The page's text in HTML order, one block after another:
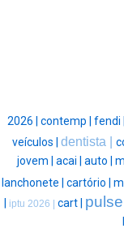
2026 | contemp | fendi |
veículos | dentista |
jovem | acai | auto |
lanchonete | cartório |
iptu 2026 | cart | pulse